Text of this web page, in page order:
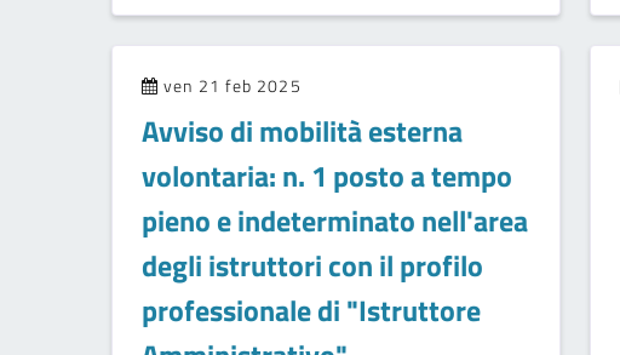
ven 21 feb 2025
Avviso di mobilità esterna
volontaria: n. 1 posto a tempo
pieno e indeterminato nell'area
degli istruttori con il profilo
professionale di "Istruttore